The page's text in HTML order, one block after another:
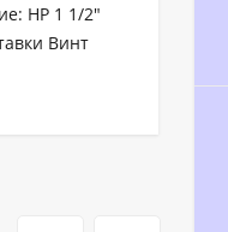
НР 1 1/2"
Винт